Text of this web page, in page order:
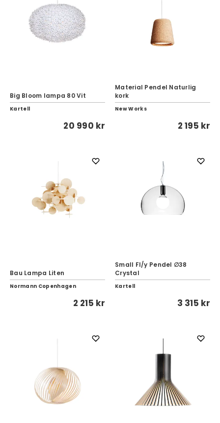
Big Bloom lampa 80 Vit
Kartell
20 990 kr
Material Pendel Naturlig
kork
New Works
2 195 kr
Bau Lampa Liten
Normann Copenhagen
2 215 kr
Small Fl/y Pendel ∅38
Crystal
Kartell
3 315 kr